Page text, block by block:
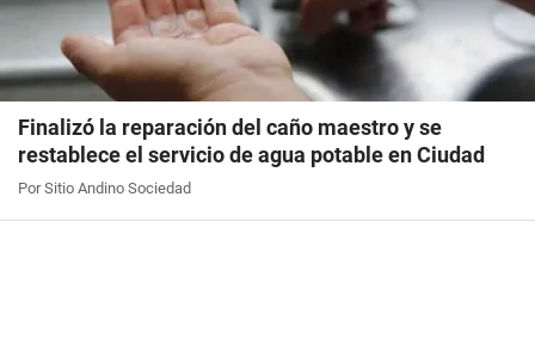
Finalizó la reparación del caño maestro y se
restablece el servicio de agua potable en Ciudad
Por Sitio Andino Sociedad